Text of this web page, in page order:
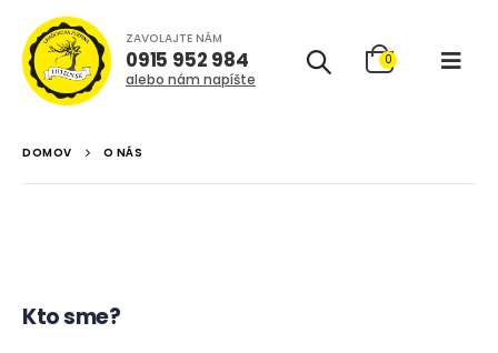
ZAVOLAJTE NÁM
0915 952 984
alebo nám napíšte
0
DOMOV O NÁS
Kto sme?